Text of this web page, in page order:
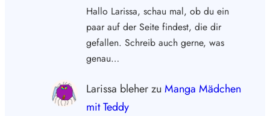
Hallo Larissa, schau mal, ob du ein
paar auf der Seite findest, die dir
gefallen. Schreib auch gerne, was
genau…
Larissa bleherzu Manga Mädchen
mit Teddy